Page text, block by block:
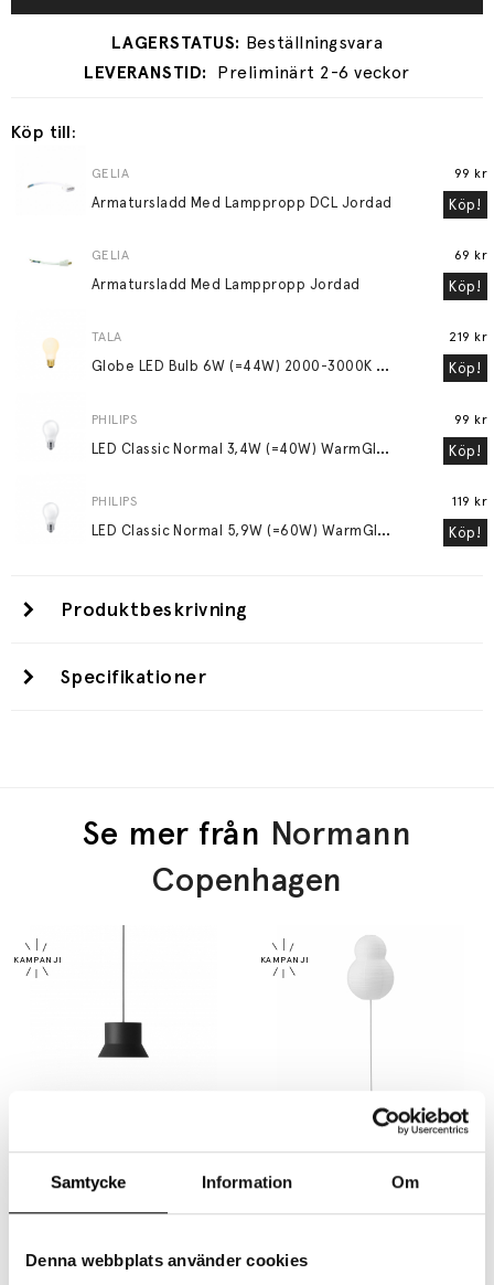
Samtycke Information Om
Denna webbplats använder cookies
Preliminärt 2-6 veckor
Köp till:
GELIA
Armatursladd Med Lamppropp DCL Jordad
99 kr
Köp!
GELIA
Armatursladd Med Lamppropp Jordad
69 kr
Köp!
TALA
G
lobe LED Bulb 6W (=44W) 2000-3000K E27 Matte Porcelain
219 kr
Köp!
PHILIPS
L
ED Classic Normal 3,4W (=40W) WarmGlow Frostad E27
99 kr
Köp!
PHILIPS
L
ED Classic Normal 5,9W (=60W) WarmGlow Frostad E27
119 kr
Köp!
Produktbeskrivning
Specifikationer
Se mer från Normann
Copenhagen
Hat Pendel Large Black
1570 kr 1256 kr
NORMANN COPENHAGEN
Puff Bubble Golvlampa White
1600 kr